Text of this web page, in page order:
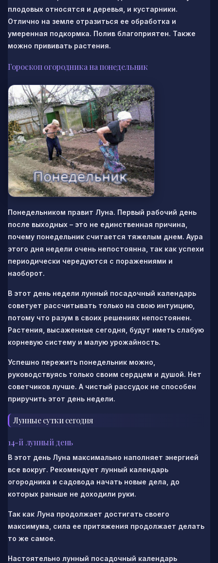
плодовых относятся и деревья, и кустарники.
Отлично на земле отразиться ее обработка и
умеренная подкормка. Полив благоприятен. Также
можно прививать растения.
Гороскоп огородника на понедельник
Понедельником правит Луна. Первый рабочий день
после выходных – это не единственная причина,
почему понедельник считается тяжелым днем. Аура
этого дня недели очень непостоянна, так как успехи
периодически чередуются с поражениями и
наоборот.
В этот день недели лунный посадочный календарь
советует рассчитывать только на свою интуицию,
потому что разум в своих решениях непостоянен.
Растения, высаженные сегодня, будут иметь слабую
корневую систему и малую урожайность.
Успешно пережить понедельник можно,
руководствуясь только своим сердцем и душой. Нет
советчиков лучше. А чистый рассудок не способен
приручить этот день недели.
Лунные сутки сегодня
14-й лунный день
В этот день Луна максимально наполняет энергией
все вокруг. Рекомендует лунный календарь
огородника и садовода начать новые дела, до
которых раньше не доходили руки.
Так как Луна продолжает достигать своего
максимума, сила ее притяжения продолжает делать
то же самое.
Настоятельно лунный посадочный календарь